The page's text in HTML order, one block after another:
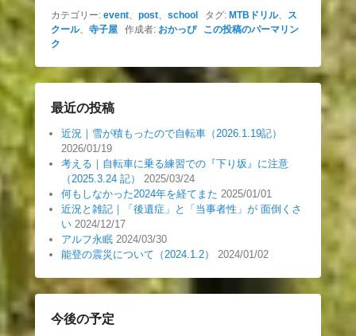
カテゴリー: event、 post、 school タグ: MTBドリル、 ス
クール、 寺子屋 作成者: おかっぴ
この投稿のパーマリン
ク
最近の投稿
近況｜雪が積もったので自転車（2026.1.19記）
2026/01/19
考える｜自転車に乗る練習での『下り坂』に注意
（2025.3.24 記）
2025/03/24
何もしなかった2024年を経てまた 2025/01/01
近況と雑記｜「後遺症」と「当事者性」が 面倒くさ
い 2024/12/17
アルフ永眠 2024/03/30
能登の震災について（2024.1.2）
2024/01/02
今後の予定